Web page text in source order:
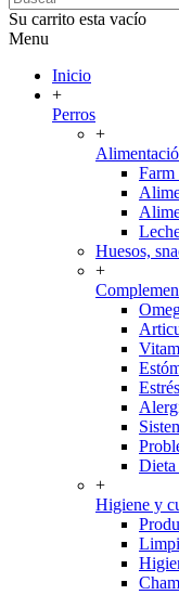
Su carrito esta vacío
Menu
Inicio
+
Perros
+
Farm
Huesos,
+
+
Higiene y